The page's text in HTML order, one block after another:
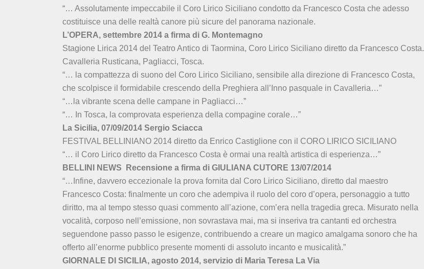
“… Assolutamente impeccabile il Coro Lirico Siciliano condotto da Francesco Costa che adesso
costituisce una delle realtà canore più sicure del panorama nazionale.
L’OPERA, settembre 2014 a firma di G. Montemagno
Stagione Lirica 2014 del Teatro Antico di Taormina, Coro Lirico Siciliano diretto da Francesco Costa.
Cavalleria Rusticana, Pagliacci, Tosca.
“… la compattezza di suono del Coro Lirico Siciliano, sensibile alla direzione di Francesco Costa,
che scolpisce il formidabile crescendo della Preghiera all’Inno pasquale in Cavalleria…”
“…la vibrante scena delle campane in Pagliacci…”
“… In Tosca, la comprovata esperienza della compagine corale…”
La Sicilia, 07/09/2014 Sergio Sciacca
FESTIVAL BELLINIANO 2014 diretto da Enrico Castiglione con il CORO LIRICO SICILIANO
“… il Coro Lirico diretto da Francesco Costa è ormai una realtà artistica di esperienza…”
BELLINI NEWS Recensione a firma di GIULIANA CUTORE 13/07/2014
“…Infine, davvero eccezionale la prova fornita dal Coro Lirico Siciliano, diretto dal maestro
Francesco Costa: finalmente un coro che adempiva il ruolo del coro d’opera, personaggio a tutto
diritto, ma al tempo stesso quasi commento all’azione, com’era nella tragedia greca. Misurato nella
vocalità, corposo nell’emissione, non sovrastava mai, ma si inseriva tra cantanti ed orchestra
seguendone passo passo le esigenze, contribuendo a creare un magico amalgama sonoro che ha
offerto all’enorme pubblico presente momenti di assoluto incanto e musicalità.”
GIORNALE DI SICILIA, agosto 2014, servizio di Maria Teresa La Via